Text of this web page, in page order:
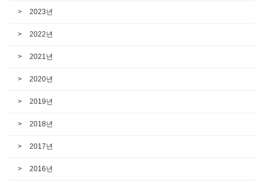
2023년
2022년
2021년
2020년
2019년
2018년
2017년
2016년